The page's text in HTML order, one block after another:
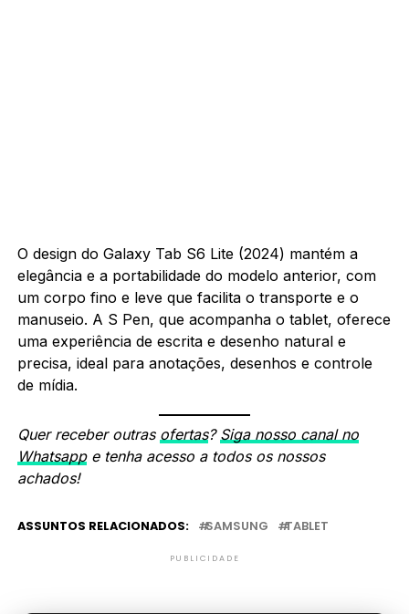
O design do Galaxy Tab S6 Lite (2024) mantém a
elegância e a portabilidade do modelo anterior, com
um corpo fino e leve que facilita o transporte e o
manuseio. A S Pen, que acompanha o tablet, oferece
uma experiência de escrita e desenho natural e
precisa, ideal para anotações, desenhos e controle
de mídia.
Quer receber outras ofertas? Siga nosso canal no
Whatsappe tenha acesso a todos os nossos
achados!
ASSUNTOS RELACIONADOS: SAMSUNG TABLET
PUBLICIDADE